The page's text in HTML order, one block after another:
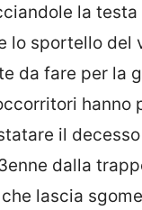
la testa
lo sportello del
da fare per la
hanno
il
dalla
che lascia